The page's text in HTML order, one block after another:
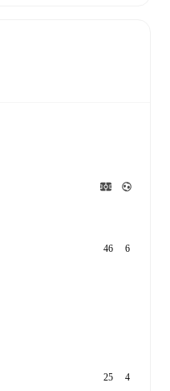
46 6
25 4